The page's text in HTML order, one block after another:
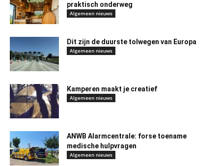
praktisch onderweg
Algemeen nieuws
Dit zijn de duurste tolwegen van Europa
Algemeen nieuws
Kamperen maakt je creatief
Algemeen nieuws
ANWB Alarmcentrale: forse toename
medische hulpvragen
Algemeen nieuws